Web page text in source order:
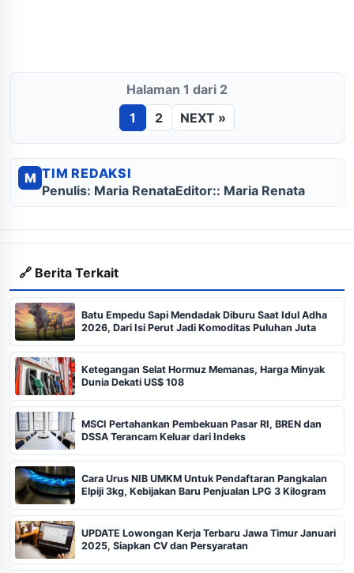
Halaman 1 dari 2
1
2 NEXT »
M TIM REDAKSI
Penulis: Maria RenataEditor:: Maria Renata
🔗 Berita Terkait
Batu Empedu Sapi Mendadak Diburu Saat Idul Adha
2026, Dari Isi Perut Jadi Komoditas Puluhan Juta
Ketegangan Selat Hormuz Memanas, Harga Minyak
Dunia Dekati US$ 108
MSCI Pertahankan Pembekuan Pasar RI, BREN dan
DSSA Terancam Keluar dari Indeks
Cara Urus NIB UMKM Untuk Pendaftaran Pangkalan
Elpiji 3kg, Kebijakan Baru Penjualan LPG 3 Kilogram
UPDATE Lowongan Kerja Terbaru Jawa Timur Januari
2025, Siapkan CV dan Persyaratan